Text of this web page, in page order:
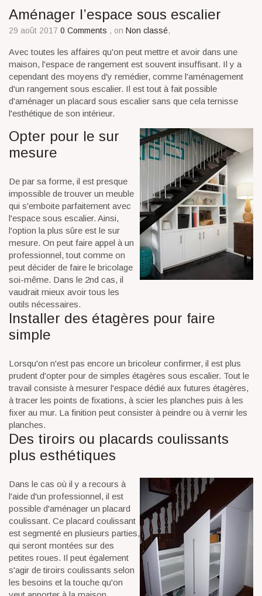
Aménager l’espace sous escalier
29 août 2017 0 Comments , on Non classé,
Avec toutes les affaires qu'on peut mettre et avoir dans une
maison, l'espace de rangement est souvent insuffisant. Il y a
cependant des moyens d'y remédier, comme l'aménagement
d'un rangement sous escalier. Il est tout à fait possible
d'aménager un placard sous escalier sans que cela ternisse
l'esthétique de son intérieur.
Opter pour le sur
mesure
De par sa forme, il est presque
impossible de trouver un meuble
qui s'emboite parfaitement avec
l'espace sous escalier. Ainsi,
l'option la plus sûre est le sur
mesure. On peut faire appel à un
professionnel, tout comme on
peut décider de faire le bricolage
soi-même. Dans le 2nd cas, il
vaudrait mieux avoir tous les
outils nécessaires.
Installer des étagères pour faire
simple
Lorsqu'on n'est pas encore un bricoleur confirmer, il est plus
prudent d'opter pour de simples étagères sous escalier. Tout le
travail consiste à mesurer l'espace dédié aux futures étagères,
à tracer les points de fixations, à scier les planches puis à les
fixer au mur. La finition peut consister à peindre ou à vernir les
planches.
Des tiroirs ou placards coulissants
plus esthétiques
Dans le cas où il y a recours à
l'aide d'un professionnel, il est
possible d'aménager un placard
coulissant. Ce placard coulissant
est segmenté en plusieurs parties,
qui seront montées sur des
petites roues. Il peut également
s'agir de tiroirs coulissants selon
les besoins et la touche qu'on